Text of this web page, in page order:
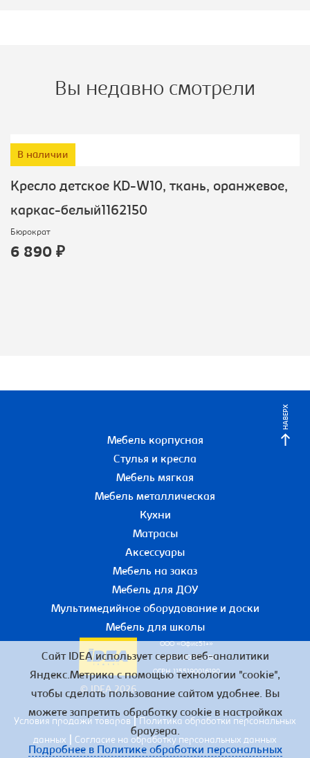
Вы недавно смотрели
В наличии
Кресло детское KD-W10, ткань, оранжевое,
каркас-белый1162150
Бюрократ
6 890 ₽
НАВЕРХ
Мебель корпусная
Стулья и кресла
Мебель мягкая
Мебель металлическая
Кухни
Матрасы
Аксессуары
Мебель на заказ
Мебель для ДОУ
Мультимедийное оборудование и доски
Мебель для школы
© IDEA 2026
ООО «Офис51+»
ИНН 5190055780
ОГРН 1155190016190
Условия продажи товаров | Политика обработки персональных
данных
Согласие на обработку персональных данных
Сайт IDEA использует сервис веб-аналитики
Яндекс.Метрика с помощью технологии "cookie",
чтобы сделать пользование сайтом удобнее. Вы
можете запретить обработку cookie в настройках
браузера.
Подробнее в Политике обработки персональных